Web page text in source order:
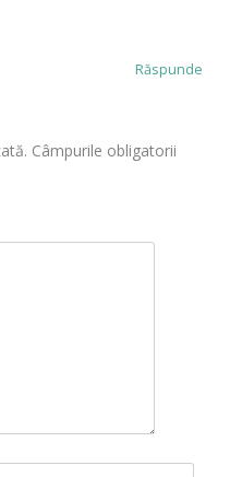
Răspunde
Câmpurile obligatorii